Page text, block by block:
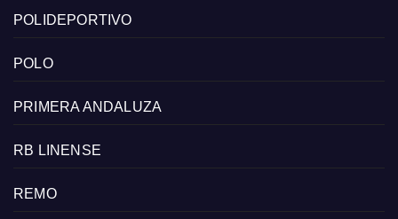
POLIDEPORTIVO
POLO
PRIMERA ANDALUZA
RB LINENSE
REMO